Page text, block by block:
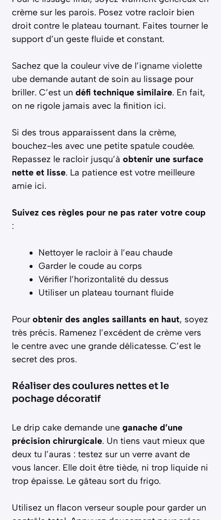
crème sur les parois. Posez votre racloir bien
droit contre le plateau tournant. Faites tourner le
support d’un geste fluide et constant.
Sachez que la couleur vive de l’igname violette
ube demande autant de soin au lissage pour
briller. C’est un défi technique similaire. En fait,
on ne rigole jamais avec la finition ici.
Si des trous apparaissent dans la crème,
bouchez-les avec une petite spatule coudée.
Repassez le racloir jusqu’à obtenir une surface
nette et lisse. La patience est votre meilleure
amie ici.
Suivez ces règles pour ne pas rater votre coup
:
Nettoyer le racloir à l’eau chaude
Garder le coude au corps
Vérifier l’horizontalité du dessus
Utiliser un plateau tournant fluide
Pour obtenir des angles saillants en haut, soyez
très précis. Ramenez l’excédent de crème vers
le centre avec une grande délicatesse. C’est le
secret des pros.
Réaliser des coulures nettes et le
pochage décoratif
Le drip cake demande une ganache d’une
précision chirurgicale. Un tiens vaut mieux que
deux tu l’auras : testez sur un verre avant de
vous lancer. Elle doit être tiède, ni trop liquide ni
trop épaisse. Le gâteau sort du frigo.
Utilisez un flacon verseur souple pour garder un